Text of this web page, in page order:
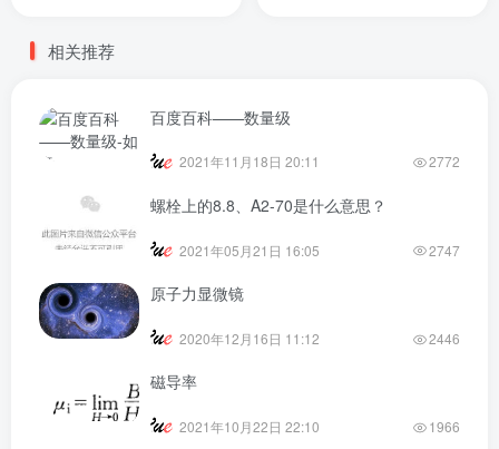
相关推荐
百度百科——数量级
2021年11月18日 20:11 2772
螺栓上的8.8、A2-70是什么意思？
2021年05月21日 16:05 2747
原子力显微镜
2020年12月16日 11:12 2446
磁导率
2021年10月22日 22:10 1966